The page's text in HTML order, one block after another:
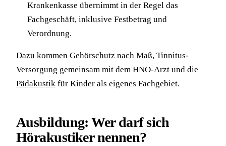
Krankenkasse übernimmt in der Regel das
Fachgeschäft, inklusive Festbetrag und
Verordnung.
Dazu kommen Gehörschutz nach Maß, Tinnitus-
Versorgung gemeinsam mit dem HNO-Arzt und die
Pädakustik für Kinder als eigenes Fachgebiet.
Ausbildung: Wer darf sich
Hörakustiker nennen?